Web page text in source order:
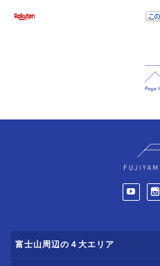
富士山周辺の４大エリア